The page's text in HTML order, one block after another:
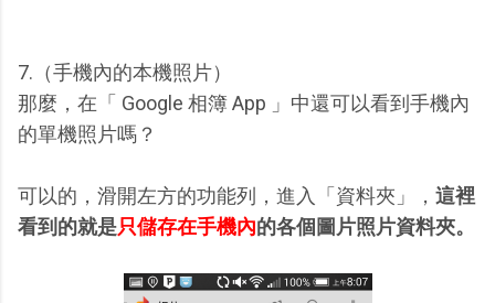
7.（手機內的本機照片）
那麼，在「 Google 相簿 App 」中還可以看到手機內
的單機照片嗎？
可以的，滑開左方的功能列，進入「資料夾」， 這裡
看到的就是只儲存在手機內的各個圖片照片資料夾。